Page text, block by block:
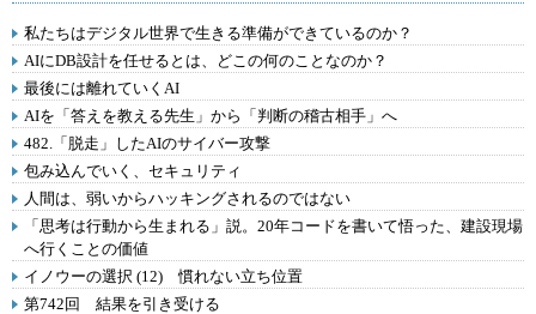
私たちはデジタル世界で生きる準備ができているのか？
AIにDB設計を任せるとは、どこの何のことなのか？
最後には離れていくAI
AIを「答えを教える先生」から「判断の稽古相手」へ
482.「脱走」したAIのサイバー攻撃
包み込んでいく、セキュリティ
人間は、弱いからハッキングされるのではない
「思考は行動から生まれる」説。20年コードを書いて悟った、建設現場
へ行くことの価値
イノウーの選択 (12) 慣れない立ち位置
第742回 結果を引き受ける